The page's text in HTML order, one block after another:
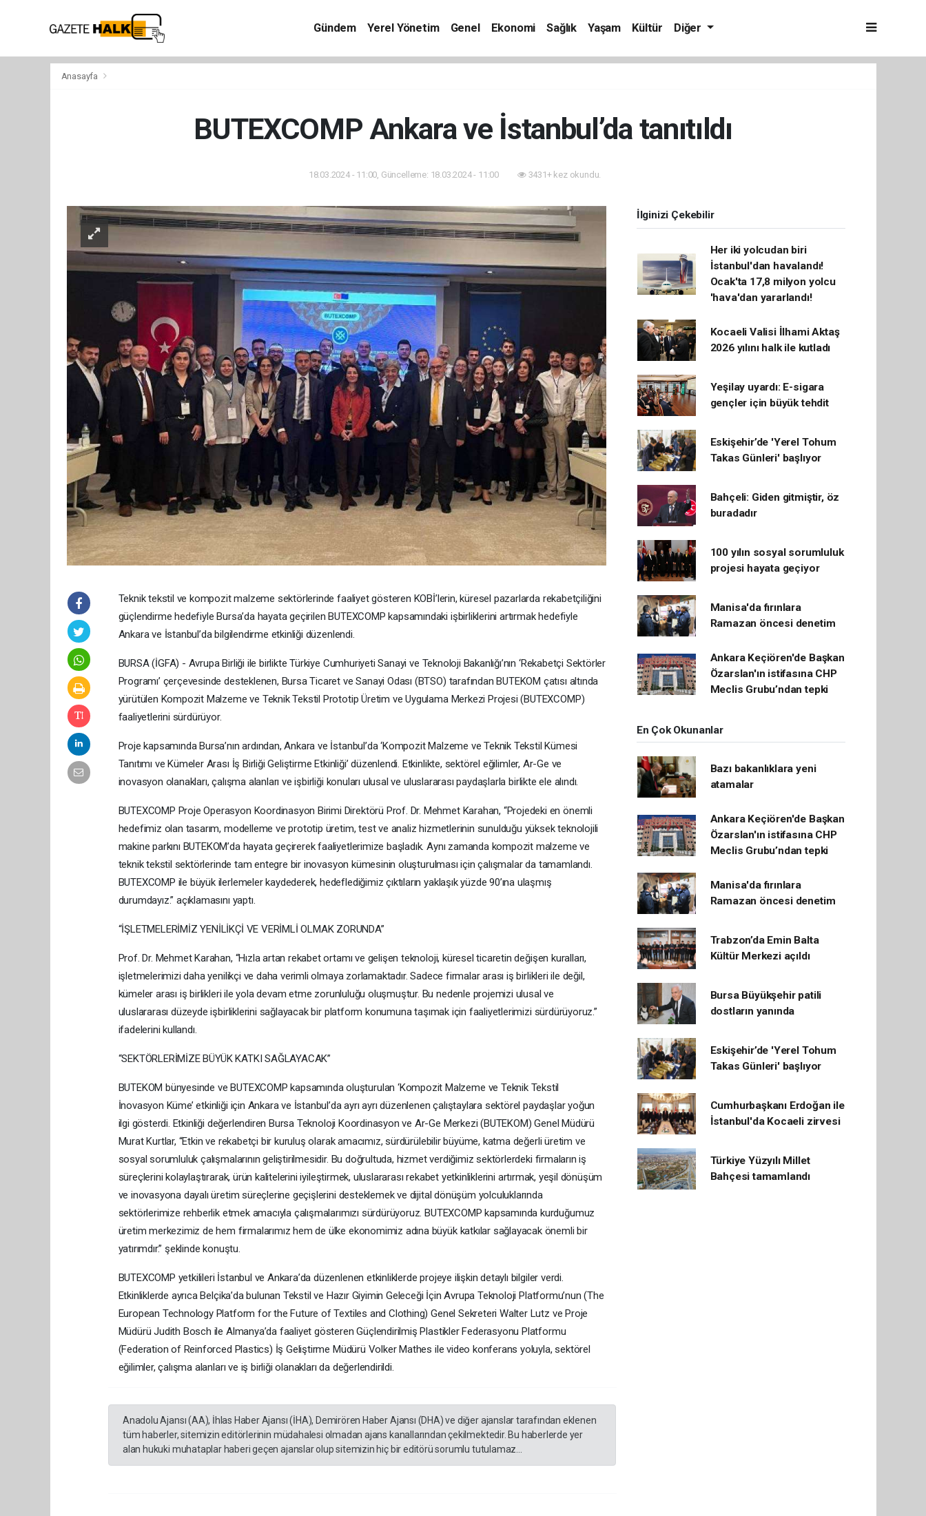
Gündem Yerel Yönetim Genel Ekonomi Sağlık Yaşam Kültür Diğer
Anasayfa
BUTEXCOMP Ankara ve İstanbul’da tanıtıldı
18.03.2024 - 11:00, Güncelleme: 18.03.2024 - 11:00 3431+ kez okundu.
Teknik tekstil ve kompozit malzeme sektörlerinde faaliyet gösteren KOBİ’lerin, küresel pazarlarda rekabetçiliğini
güçlendirme hedefiyle Bursa’da hayata geçirilen BUTEXCOMP kapsamındaki işbirliklerini artırmak hedefiyle
Ankara ve İstanbul’da bilgilendirme etkinliği düzenlendi.
BURSA (İGFA) - Avrupa Birliği ile birlikte Türkiye Cumhuriyeti Sanayi ve Teknoloji Bakanlığı’nın ‘Rekabetçi Sektörler
Programı’ çerçevesinde desteklenen, Bursa Ticaret ve Sanayi Odası (BTSO) tarafından BUTEKOM çatısı altında
yürütülen Kompozit Malzeme ve Teknik Tekstil Prototip Üretim ve Uygulama Merkezi Projesi (BUTEXCOMP)
faaliyetlerini sürdürüyor.
Proje kapsamında Bursa’nın ardından, Ankara ve İstanbul’da ‘Kompozit Malzeme ve Teknik Tekstil Kümesi
Tanıtımı ve Kümeler Arası İş Birliği Geliştirme Etkinliği’ düzenlendi. Etkinlikte, sektörel eğilimler, Ar-Ge ve
inovasyon olanakları, çalışma alanları ve işbirliği konuları ulusal ve uluslararası paydaşlarla birlikte ele alındı.
BUTEXCOMP Proje Operasyon Koordinasyon Birimi Direktörü Prof. Dr. Mehmet Karahan, “Projedeki en önemli
hedefimiz olan tasarım, modelleme ve prototip üretim, test ve analiz hizmetlerinin sunulduğu yüksek teknolojili
makine parkını BUTEKOM’da hayata geçirerek faaliyetlerimize başladık. Aynı zamanda kompozit malzeme ve
teknik tekstil sektörlerinde tam entegre bir inovasyon kümesinin oluşturulması için çalışmalar da tamamlandı.
BUTEXCOMP ile büyük ilerlemeler kaydederek, hedeflediğimiz çıktıların yaklaşık yüzde 90’ına ulaşmış
durumdayız.” açıklamasını yaptı.
“İŞLETMELERİMİZ YENİLİKÇİ VE VERİMLİ OLMAK ZORUNDA”
Prof. Dr. Mehmet Karahan, “Hızla artan rekabet ortamı ve gelişen teknoloji, küresel ticaretin değişen kuralları,
işletmelerimizi daha yenilikçi ve daha verimli olmaya zorlamaktadır. Sadece firmalar arası iş birlikleri ile değil,
kümeler arası iş birlikleri ile yola devam etme zorunluluğu oluşmuştur. Bu nedenle projemizi ulusal ve
uluslararası düzeyde işbirliklerini sağlayacak bir platform konumuna taşımak için faaliyetlerimizi sürdürüyoruz.”
ifadelerini kullandı.
“SEKTÖRLERİMİZE BÜYÜK KATKI SAĞLAYACAK”
BUTEKOM bünyesinde ve BUTEXCOMP kapsamında oluşturulan ‘Kompozit Malzeme ve Teknik Tekstil
İnovasyon Küme’ etkinliği için Ankara ve İstanbul’da ayrı ayrı düzenlenen çalıştaylara sektörel paydaşlar yoğun
ilgi gösterdi. Etkinliği değerlendiren Bursa Teknoloji Koordinasyon ve Ar-Ge Merkezi (BUTEKOM) Genel Müdürü
Murat Kurtlar, “Etkin ve rekabetçi bir kuruluş olarak amacımız, sürdürülebilir büyüme, katma değerli üretim ve
sosyal sorumluluk çalışmalarının geliştirilmesidir. Bu doğrultuda, hizmet verdiğimiz sektörlerdeki firmaların iş
süreçlerini kolaylaştırarak, ürün kalitelerini iyileştirmek, uluslararası rekabet yetkinliklerini artırmak, yeşil dönüşüm
ve inovasyona dayalı üretim süreçlerine geçişlerini desteklemek ve dijital dönüşüm yolculuklarında
sektörlerimize rehberlik etmek amacıyla çalışmalarımızı sürdürüyoruz. BUTEXCOMP kapsamında kurduğumuz
üretim merkezimiz de hem firmalarımız hem de ülke ekonomimiz adına büyük katkılar sağlayacak önemli bir
yatırımdır.” şeklinde konuştu.
BUTEXCOMP yetkilileri İstanbul ve Ankara’da düzenlenen etkinliklerde projeye ilişkin detaylı bilgiler verdi.
Etkinliklerde ayrıca Belçika’da bulunan Tekstil ve Hazır Giyimin Geleceği İçin Avrupa Teknoloji Platformu’nun (The
European Technology Platform for the Future of Textiles and Clothing) Genel Sekreteri Walter Lutz ve Proje
Müdürü Judith Bosch ile Almanya’da faaliyet gösteren Güçlendirilmiş Plastikler Federasyonu Platformu
(Federation of Reinforced Plastics) İş Geliştirme Müdürü Volker Mathes ile video konferans yoluyla, sektörel
eğilimler, çalışma alanları ve iş birliği olanakları da değerlendirildi.
Anadolu Ajansı (AA), İhlas Haber Ajansı (İHA), Demirören Haber Ajansı (DHA) ve diğer ajanslar tarafından eklenen
tüm haberler, sitemizin editörlerinin müdahalesi olmadan ajans kanallarından çekilmektedir. Bu haberlerde yer
alan hukuki muhataplar haberi geçen ajanslar olup sitemizin hiç bir editörü sorumlu tutulamaz...
İlginizi Çekebilir
Her iki yolcudan biri
İstanbul'dan havalandı!
Ocak'ta 17,8 milyon yolcu
'hava'dan yararlandı!
Kocaeli Valisi İlhami Aktaş
2026 yılını halk ile kutladı
Yeşilay uyardı: E-sigara
gençler için büyük tehdit
Eskişehir’de 'Yerel Tohum
Takas Günleri' başlıyor
Bahçeli: Giden gitmiştir, öz
buradadır
100 yılın sosyal sorumluluk
projesi hayata geçiyor
Manisa'da fırınlara
Ramazan öncesi denetim
Ankara Keçiören'de Başkan
Özarslan'ın istifasına CHP
Meclis Grubu’ndan tepki
En Çok Okunanlar
Bazı bakanlıklara yeni
atamalar
Ankara Keçiören'de Başkan
Özarslan'ın istifasına CHP
Meclis Grubu’ndan tepki
Manisa'da fırınlara
Ramazan öncesi denetim
Trabzon’da Emin Balta
Kültür Merkezi açıldı
Bursa Büyükşehir patili
dostların yanında
Eskişehir’de 'Yerel Tohum
Takas Günleri' başlıyor
Cumhurbaşkanı Erdoğan ile
İstanbul'da Kocaeli zirvesi
Türkiye Yüzyılı Millet
Bahçesi tamamlandı